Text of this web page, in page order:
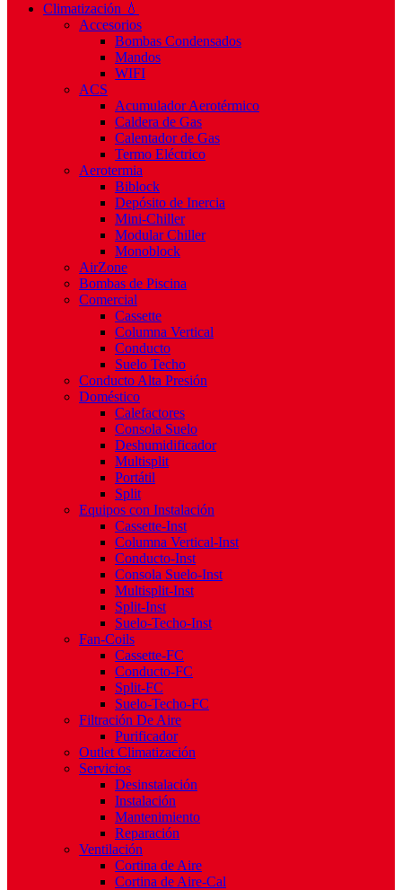
Climatización 💧
Accesorios
Bombas Condensados
Mandos
WIFI
ACS
Acumulador Aerotérmico
Caldera de Gas
Calentador de Gas
Termo Eléctrico
Aerotermia
Biblock
Depósito de Inercia
Mini-Chiller
Modular Chiller
Monoblock
AirZone
Bombas de Piscina
Comercial
Cassette
Columna Vertical
Conducto
Suelo Techo
Conducto Alta Presión
Doméstico
Calefactores
Consola Suelo
Deshumidificador
Multisplit
Portátil
Split
Equipos con Instalación
Cassette-Inst
Columna Vertical-Inst
Conducto-Inst
Consola Suelo-Inst
Multisplit-Inst
Split-Inst
Suelo-Techo-Inst
Fan-Coils
Cassette-FC
Conducto-FC
Split-FC
Suelo-Techo-FC
Filtración De Aire
Purificador
Outlet Climatización
Servicios
Desinstalación
Instalación
Mantenimiento
Reparación
Ventilación
Cortina de Aire
Cortina de Aire-Cal